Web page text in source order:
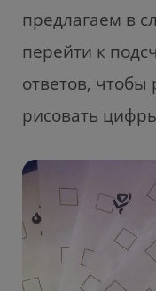
предлагаем в
перейти к
ответов, чтобы
рисовать